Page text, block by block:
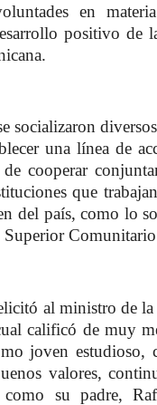
en
positivo de
socializaron
una línea de
cooperar
que
del país, como lo
al ministro de
calificó de muy
joven estudioso,
valores,
su padre,